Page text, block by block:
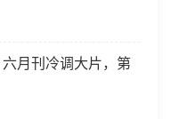
月刊冷调大片，第